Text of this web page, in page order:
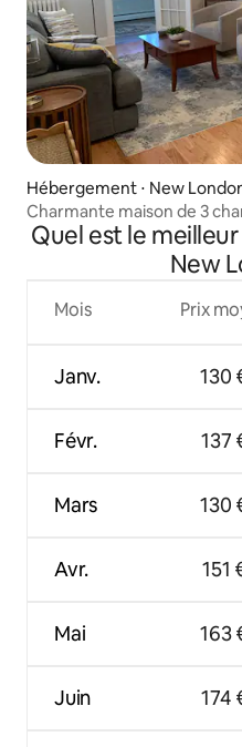
Hébergement ⋅ New
Charmante maison de 3
des plages !
Quel est le
New
Mois
Janv.
Févr.
Mars
Avr.
Mai
Juin
Prix
130
137
130
151
163
174